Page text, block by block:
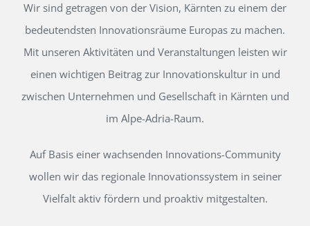
Wir sind getragen von der Vision, Kärnten zu einem der
bedeutendsten Innovationsräume Europas zu machen.
Mit unseren Aktivitäten und Veranstaltungen leisten wir
einen wichtigen Beitrag zur Innovationskultur in und
zwischen Unternehmen und Gesellschaft in Kärnten und
im Alpe-Adria-Raum.
Auf Basis einer wachsenden Innovations-Community
wollen wir das regionale Innovationssystem in seiner
Vielfalt aktiv fördern und proaktiv mitgestalten.